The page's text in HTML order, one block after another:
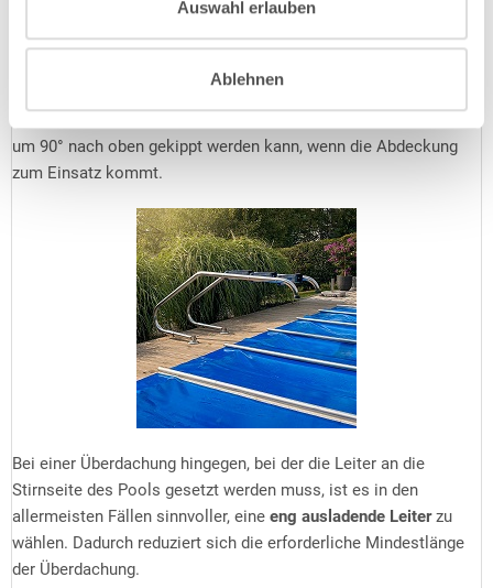
Auswahl erlauben
Ablehnen
Auflagefläche, manche Winterabdeckungen gar 35 cm. In
diesem Fall stünde eine eng ausladende Leiter buchstäblich im
um 90° nach oben gekippt werden kann, wenn die Abdeckung
zum Einsatz kommt.
Bei einer Überdachung hingegen, bei der die Leiter an die
Stirnseite des Pools gesetzt werden muss, ist es in den
allermeisten Fällen sinnvoller, eine eng ausladende Leiterzu
wählen. Dadurch reduziert sich die erforderliche Mindestlänge
der Überdachung.